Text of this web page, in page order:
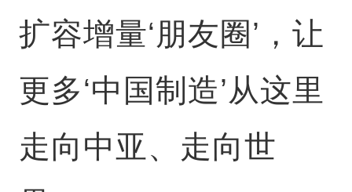
扩容增量‘朋友圈’，让
更多‘中国制造’从这里
走向中亚、走向世